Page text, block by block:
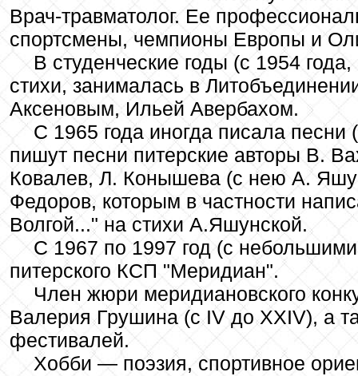
Врач-травматолог. Ее
спортсмены, чемпионы Европы и
В студенческие годы (с 1954
стихи, занималась в
Аксеновым, Ильей Авербахом.
С 1965 года иногда писала
пишут песни питерские авторы В.
Ковалев, Л. Конышева (с нею А.
Федоров, которым в частности
Волгой..." на стихи А.Яшунской.
С 1967 по 1997 год (с
питерского КСП "Меридиан".
Член жюри меридиановского
Валерия Грушина (с IV до XXIV), а
фестивалей.
Хобби — поэзия, спортивное